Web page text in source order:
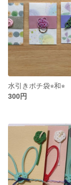
水引きポチ袋⭐︎和⭐︎
300円